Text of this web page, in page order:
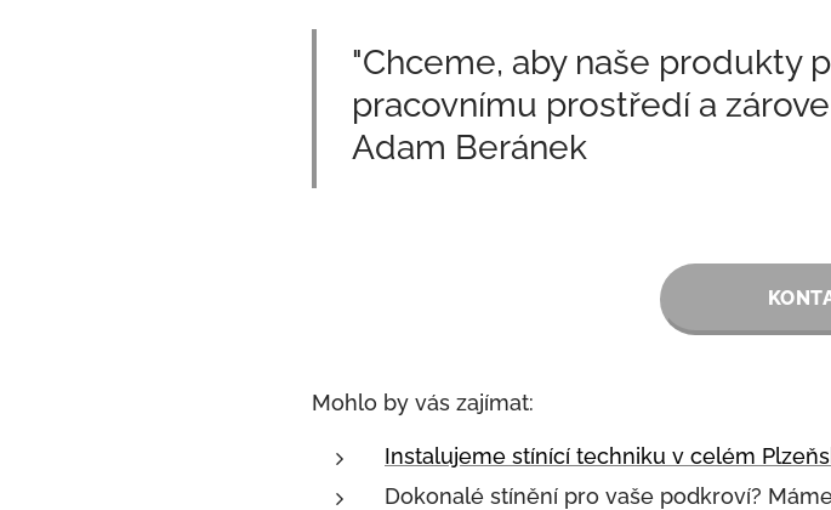
"Chceme, aby naše produkty
pracovnímu prostředí a
Adam Beránek
Mohlo by vás zajímat:
Instalujeme stínící techniku v celém
Dokonalé stínění pro vaše podkroví?